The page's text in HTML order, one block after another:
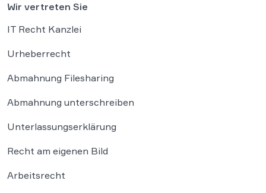
Wir vertreten Sie
IT Recht Kanzlei
Urheberrecht
Abmahnung Filesharing
Abmahnung unterschreiben
Unterlassungserklärung
Recht am eigenen Bild
Arbeitsrecht